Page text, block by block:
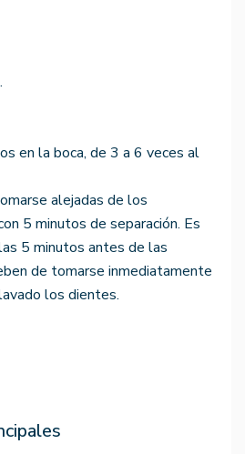
en la boca, de 3 a 6 veces al
alejadas de los
5 minutos de separación. Es
5 minutos antes de las
de tomarse inmediatamente
los dientes.